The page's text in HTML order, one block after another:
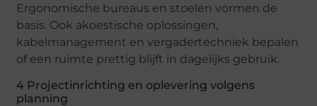
Ergonomische bureaus en stoelen vormen de
basis. Ook akoestische oplossingen,
kabelmanagement en vergadertechniek bepalen
of een ruimte prettig blijft in dagelijks gebruik.
4 Projectinrichting en oplevering volgens
planning